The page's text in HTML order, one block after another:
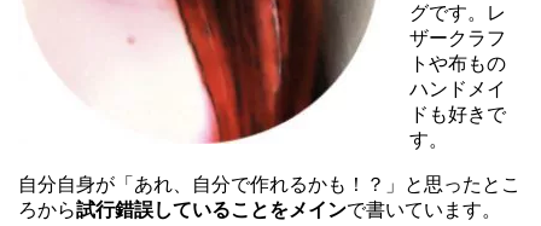
グです。レ
ザークラフ
トや布もの
ハンドメイ
ドも好きで
す。
自分自身が「あれ、自分で作れるかも！？」と思ったとこ
ろから試行錯誤していることをメインで書いています。